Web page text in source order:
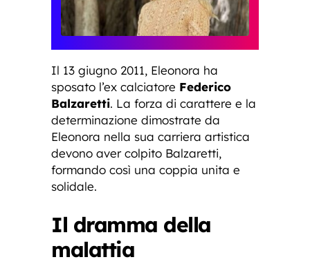
Il 13 giugno 2011, Eleonora ha
sposato l’ex calciatore Federico
Balzaretti. La forza di carattere e la
determinazione dimostrate da
Eleonora nella sua carriera artistica
devono aver colpito Balzaretti,
formando così una coppia unita e
solidale.
Il dramma della
malattia